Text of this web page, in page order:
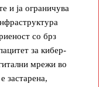
и ја ограничува
со брз
за кибер-
мрежи во
застарена,